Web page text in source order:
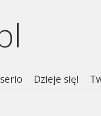
Dzieje się!